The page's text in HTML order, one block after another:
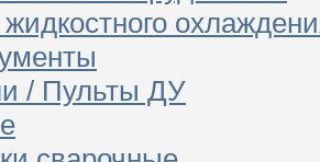
/ Пульты ДУ